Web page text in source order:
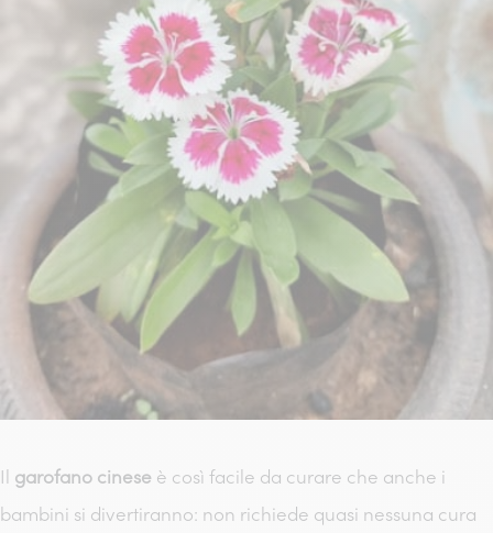
Il garofano cinese è così facile da curare che anche i
bambini si divertiranno: non richiede quasi nessuna cura